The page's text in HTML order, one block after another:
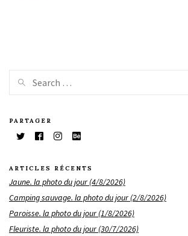
PARTAGER
ARTICLES RÉCENTS
Jaune. la photo du jour (4/8/2026)
Camping sauvage. la photo du jour (2/8/2026)
Paroisse. la photo du jour (1/8/2026)
Fleuriste. la photo du jour (30/7/2026)